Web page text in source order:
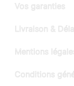
Vos garanties
Livraison &
Mentions
Conditions